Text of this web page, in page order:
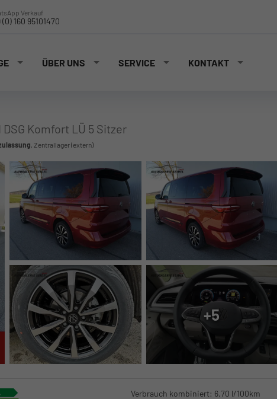
Verkauf
(0) 160 95101470
ÜBER UNS SERVICE KONTAKT
Komfort LÜ 5 Sitzer
, Zentrallager (extern)
+5
Verbrauch kombiniert: 6,70 l/100km